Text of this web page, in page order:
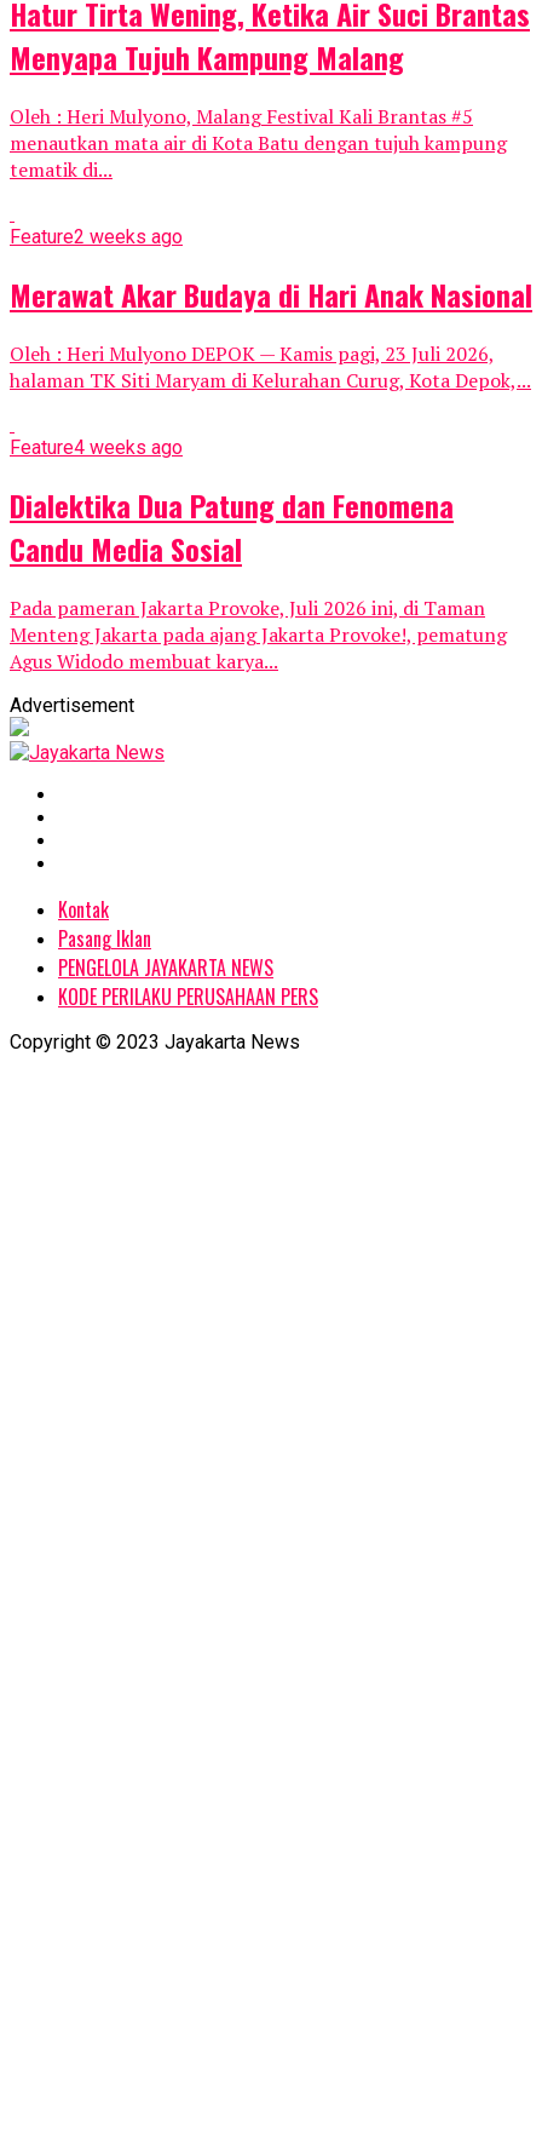
Hatur Tirta Wening, Ketika Air Suci Brantas
Menyapa Tujuh Kampung Malang
Oleh : Heri Mulyono, Malang Festival Kali Brantas #5
menautkan mata air di Kota Batu dengan tujuh kampung
tematik di...
Feature2 weeks ago
Merawat Akar Budaya di Hari Anak Nasional
Oleh : Heri Mulyono DEPOK — Kamis pagi, 23 Juli 2026,
halaman TK Siti Maryam di Kelurahan Curug, Kota Depok,...
Feature4 weeks ago
Dialektika Dua Patung dan Fenomena
Candu Media Sosial
Pada pameran Jakarta Provoke, Juli 2026 ini, di Taman
Menteng Jakarta pada ajang Jakarta Provoke!, pematung
Agus Widodo membuat karya...
Advertisement
Kontak
Pasang Iklan
PENGELOLA JAYAKARTA NEWS
KODE PERILAKU PERUSAHAAN PERS
Copyright © 2023 Jayakarta News